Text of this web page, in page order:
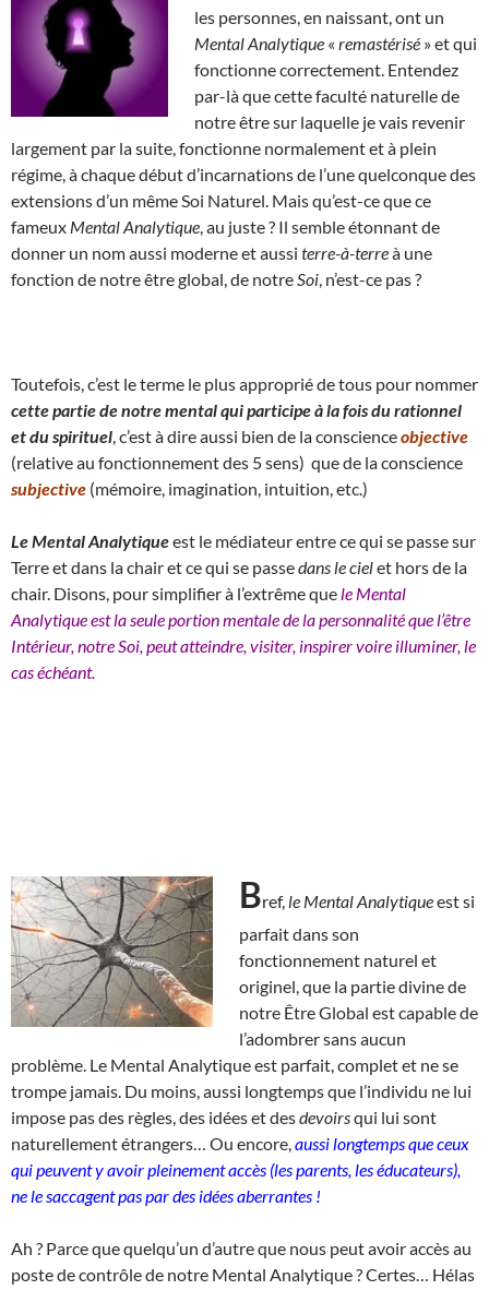
les personnes, en naissant, ont un
Mental Analytique « remastérisé » et qui
fonctionne correctement. Entendez
par-là que cette faculté naturelle de
notre être sur laquelle je vais revenir
largement par la suite, fonctionne normalement et à plein
régime, à chaque début d’incarnations de l’une quelconque des
extensions d’un même Soi Naturel. Mais qu’est-ce que ce
fameux Mental Analytique , au juste ? Il semble étonnant de
donner un nom aussi moderne et aussi terre-à-terreà une
fonction de notre être global, de notre Soi , n’est-ce pas ?
Toutefois, c’est le terme le plus approprié de tous pour nommer
cette partie de notre mental qui participe à la fois du rationnel
et du spirituel , c’est à dire aussi bien de la conscienceobjective
(relative au fonctionnement des 5 sens) que de la conscience
subjective (mémoire, imagination, intuition, etc.)
Le Mental Analytiqueest le médiateur entre ce qui se passe sur
Terre et dans la chair et ce qui se passedans le cielet hors de la
chair. Disons, pour simplifier à l’extrême que le Mental
Analytique est la seule portion mentale de la personnalité que l’être
Intérieur, notre Soi, peut atteindre, visiter, inspirer voire illuminer, le
cas échéant.
Bref, le Mental Analytiqueest si
parfait dans son
fonctionnement naturel et
originel, que la partie divine de
notre Être Global est capable de
l’adombrer sans aucun
problème. Le Mental Analytique est parfait, complet et ne se
trompe jamais. Du moins, aussi longtemps que l’individu ne lui
impose pas des règles, des idées et desdevoirsqui lui sont
naturellement étrangers… Ou encore, aussi longtemps que ceux
qui peuvent y avoir pleinement accès (les parents, les éducateurs),
ne le saccagent pas par des idées aberrantes !
Ah ? Parce que quelqu’un d’autre que nous peut avoir accès au
poste de contrôle de notre Mental Analytique ? Certes… Hélas